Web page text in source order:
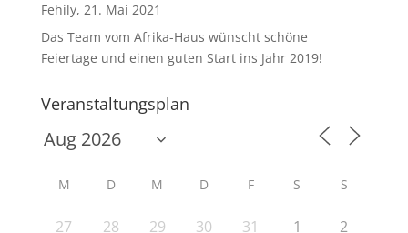
Fehily, 21. Mai 2021
Das Team vom Afrika-Haus wünscht schöne
Feiertage und einen guten Start ins Jahr 2019!
Veranstaltungsplan
M D M D F S S
27 28 29 30 31 1 2